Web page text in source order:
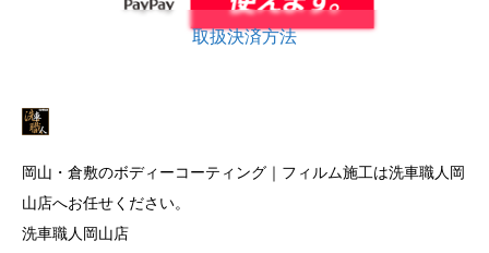
取扱決済方法
岡山・倉敷のボディーコーティング｜フィルム施工は洗車職人岡
山店へお任せください。
洗車職人岡山店